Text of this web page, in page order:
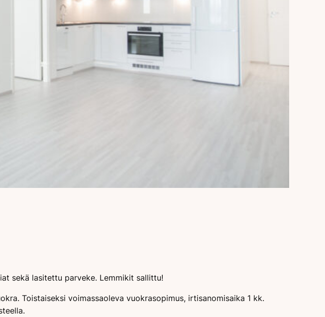
sekä lasitettu parveke. Lemmikit sallittu!
Toistaiseksi voimassaoleva vuokrasopimus, irtisanomisaika 1 kk.